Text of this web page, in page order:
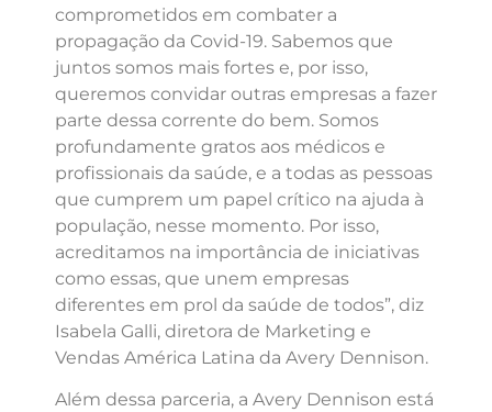
comprometidos em combater a
propagação da Covid-19. Sabemos que
juntos somos mais fortes e, por isso,
queremos convidar outras empresas a fazer
parte dessa corrente do bem. Somos
profundamente gratos aos médicos e
profissionais da saúde, e a todas as pessoas
que cumprem um papel crítico na ajuda à
população, nesse momento. Por isso,
acreditamos na importância de iniciativas
como essas, que unem empresas
diferentes em prol da saúde de todos”, diz
Isabela Galli, diretora de Marketing e
Vendas América Latina da Avery Dennison.
Além dessa parceria, a Avery Dennison está